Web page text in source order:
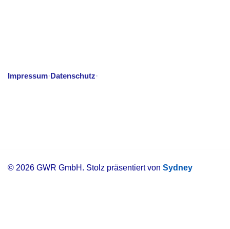
Impressum·Datenschutz·
© 2026 GWR GmbH. Stolz präsentiert von Sydney